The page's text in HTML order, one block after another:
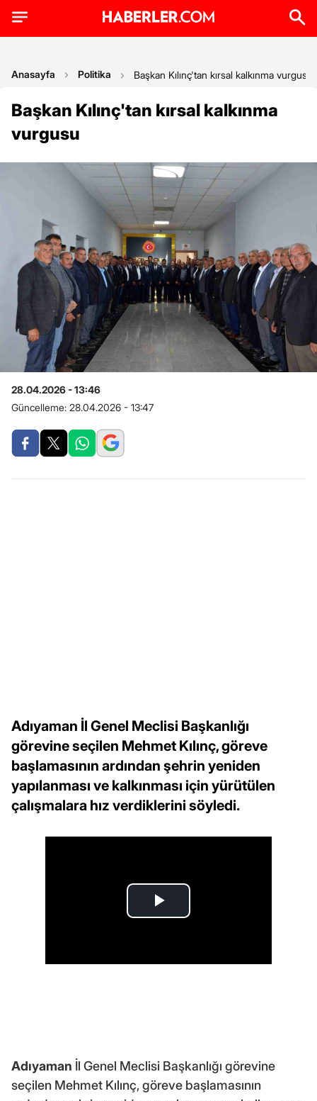
Anasayfa Politika Başkan Kılınç'tan kırsal kalkınma vurgusu
Başkan Kılınç'tan kırsal kalkınma
vurgusu
28.04.2026 - 13:46
Güncelleme: 28.04.2026 - 13:47
Adıyaman İl Genel Meclisi Başkanlığı
görevine seçilen Mehmet Kılınç, göreve
başlamasının ardından şehrin yeniden
yapılanması ve kalkınması için yürütülen
çalışmalara hız verdiklerini söyledi.
Adıyaman İl Genel Meclisi Başkanlığı görevine
seçilen Mehmet Kılınç, göreve başlamasının